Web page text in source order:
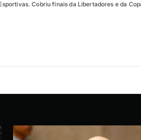
Cobriu finais da Libertadores e da